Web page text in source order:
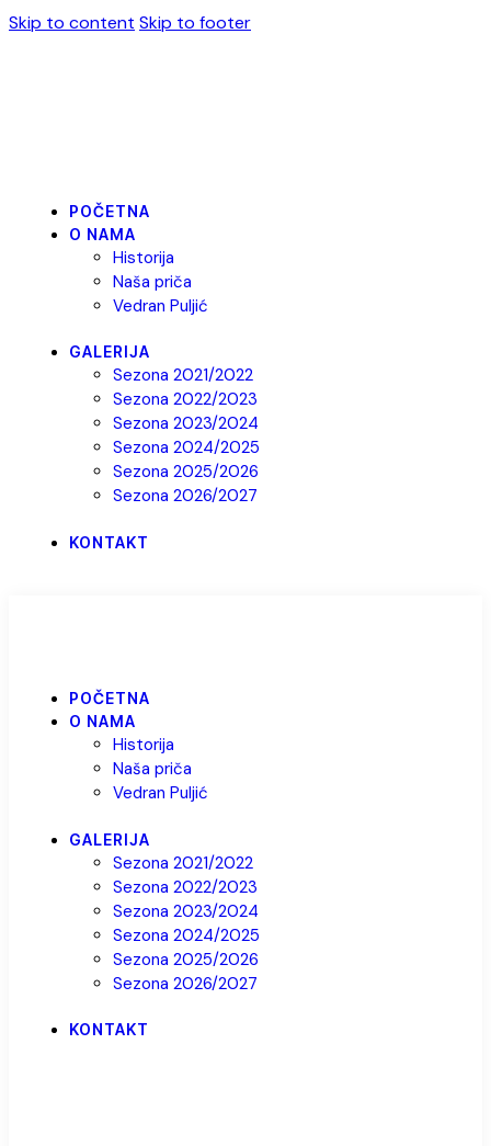
Skip to content Skip to footer
POČETNA
O NAMA
Historija
Naša priča
Vedran Puljić
GALERIJA
Sezona 2021/2022
Sezona 2022/2023
Sezona 2023/2024
Sezona 2024/2025
Sezona 2025/2026
Sezona 2026/2027
KONTAKT
POČETNA
O NAMA
Historija
Naša priča
Vedran Puljić
GALERIJA
Sezona 2021/2022
Sezona 2022/2023
Sezona 2023/2024
Sezona 2024/2025
Sezona 2025/2026
Sezona 2026/2027
KONTAKT